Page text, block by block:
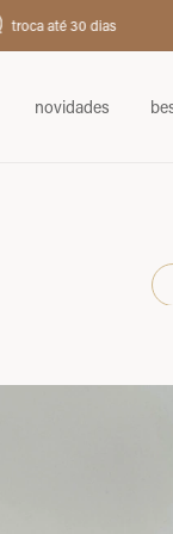
e SP: frete grátis acima de
novidades